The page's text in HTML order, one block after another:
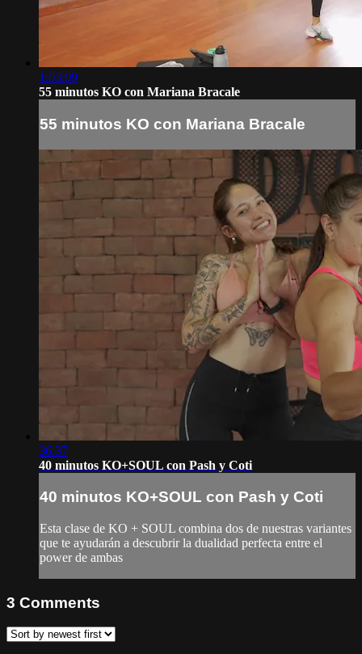
1:03:09
55 minutos KO con Mariana Bracale
55 minutos KO con Mariana Bracale
36:37
40 minutos KO+SOUL con Pash y Coti
40 minutos KO+SOUL con Pash y Coti
Esta clase de KO + SOUL combina dos de nuestras variantes
que te ayudarán a descubrir la dualidad perfecta entre el
power de ambas
3 Comments